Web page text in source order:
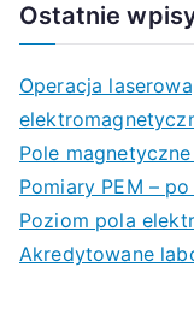
Ostatnie
Operacja
Pole magnetyczne
Pomiary PEM –
Poziom pola
Akredytowane